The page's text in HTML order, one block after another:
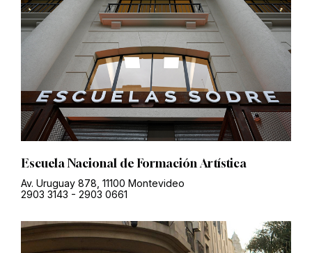
Escuela Nacional de Formación Artística
Av. Uruguay 878, 11100 Montevideo
2903 3143 - 2903 0661